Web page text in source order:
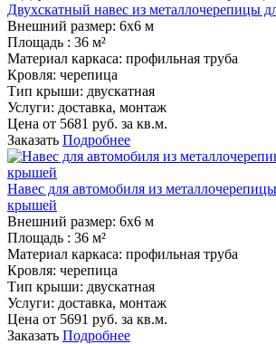
Двухскатный навес из металлочерепицы
Внешний размер: 6х6 м
Площадь : 36 м²
Материал каркаса: профильная труба
Кровля: черепица
Тип крыши: двускатная
Услуги: доставка, монтаж
Цена от 5681 руб. за кв.м.
Заказать Подробнее
Навес для автомобиля из
крышей
Внешний размер: 6х6 м
Площадь : 36 м²
Материал каркаса: профильная труба
Кровля: черепица
Тип крыши: двускатная
Услуги: доставка, монтаж
Цена от 5691 руб. за кв.м.
Заказать Подробнее